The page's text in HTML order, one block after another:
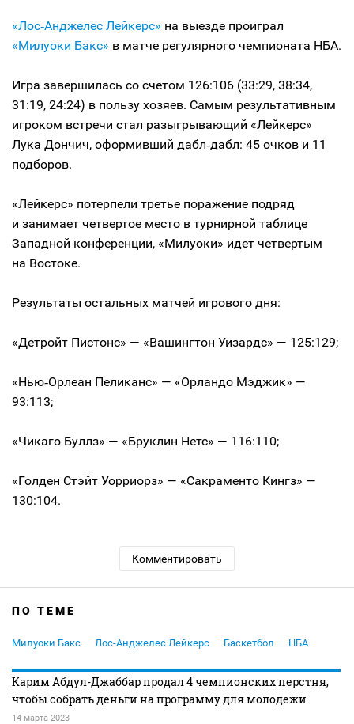
«Лос‑Анджелес Лейкерс» на выезде проиграл
«Милуоки Бакс» в матче регулярного чемпионата НБА.
Игра завершилась со счетом 126:106 (33:29, 38:34,
31:19, 24:24) в пользу хозяев. Самым результативным
игроком встречи стал разыгрывающий «Лейкерс»
Лука Дончич, оформивший дабл‑дабл: 45 очков и 11
подборов.
«Лейкерс» потерпели третье поражение подряд
и занимает четвертое место в турнирной таблице
Западной конференции, «Милуоки» идет четвертым
на Востоке.
Результаты остальных матчей игрового дня:
«Детройт Пистонс» — «Вашингтон Уизардс» — 125:129;
«Нью‑Орлеан Пеликанс» — «Орландо Мэджик» —
93:113;
«Чикаго Буллз» — «Бруклин Нетс» — 116:110;
«Голден Стэйт Уорриорз» — «Сакраменто Кингз» —
130:104.
Комментировать
ПО ТЕМЕ
Милуоки Бакс Лос-Анджелес Лейкерс Баскетбол НБА
Карим Абдул-Джаббар продал 4 чемпионских перстня,
чтобы собрать деньги на программу для молодежи
14 марта 2023